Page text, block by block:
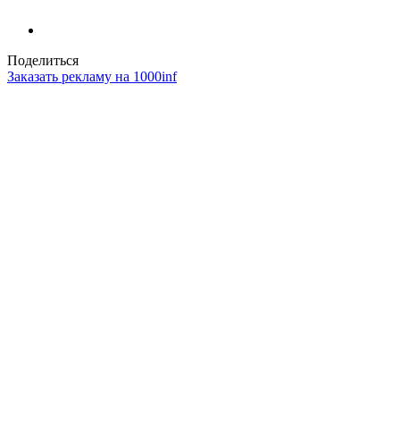
Поделиться
Заказать рекламу на 1000inf